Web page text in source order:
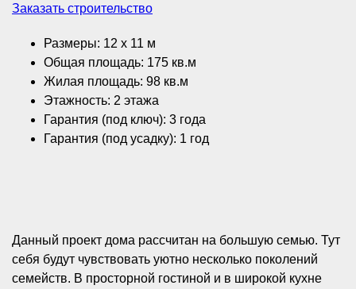
Заказать строительство
Размеры: 12 x 11 м
Общая площадь: 175 кв.м
Жилая площадь: 98 кв.м
Этажность: 2 этажа
Гарантия (под ключ): 3 года
Гарантия (под усадку): 1 год
Данный проект дома рассчитан на большую семью. Тут
себя будут чувствовать уютно несколько поколений
семейств. В просторной гостиной и в широкой кухне